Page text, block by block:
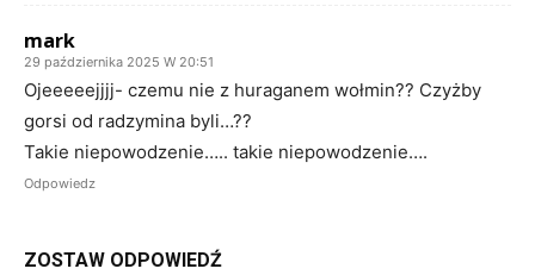
mark
29 października 2025 W 20:51
Ojeeeeejjjj- czemu nie z huraganem wołmin?? Czyżby
gorsi od radzymina byli…??
Takie niepowodzenie….. takie niepowodzenie….
Odpowiedz
ZOSTAW ODPOWIEDŹ